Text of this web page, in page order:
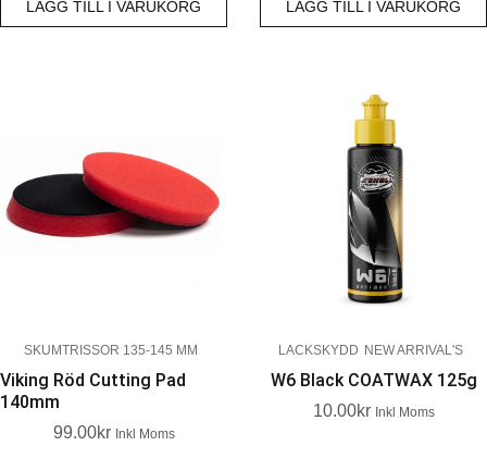
LÄGG TILL I VARUKORG LÄGG TILL I VARUKORG
SKUMTRISSOR 135-145 MM
Viking Röd Cutting Pad
140mm
99.00Kr Inkl Moms
LACKSKYDD NEW ARRIVAL'S
W6 Black COATWAX 125g
10.00Kr Inkl Moms